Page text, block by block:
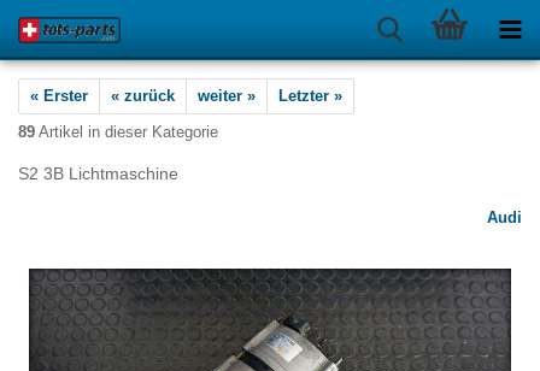
« Erster « zurück weiter »
Letzter »
89 Artikel in dieser Kategorie
S2 3B Lichtmaschine
Audi